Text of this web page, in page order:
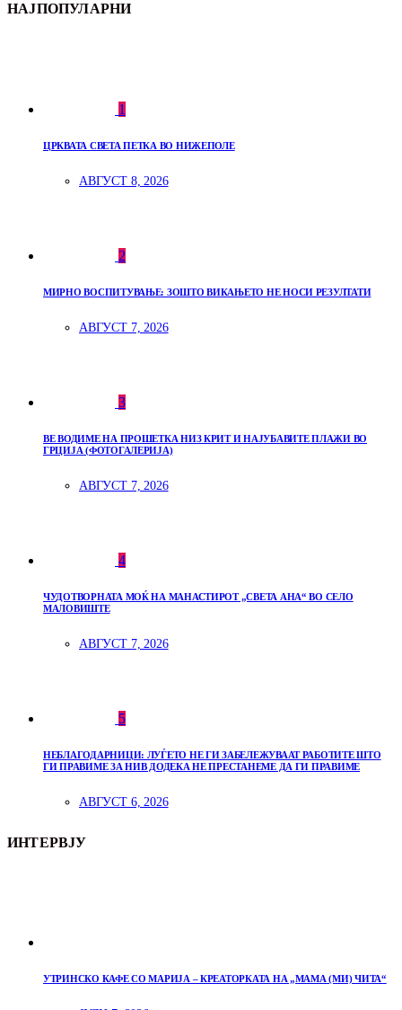
НАЈПОПУЛАРНИ
1
ЦРКВАТА СВЕТА ПЕТКА ВО НИЖЕПОЛЕ
АВГУСТ 8, 2026
2
МИРНО ВОСПИТУВАЊЕ: ЗОШТО ВИКАЊЕТО НЕ НОСИ РЕЗУЛТАТИ
АВГУСТ 7, 2026
3
ВЕ ВОДИМЕ НА ПРОШЕТКА НИЗ КРИТ И НАЈУБАВИТЕ ПЛАЖИ ВО
ГРЦИЈА (ФОТОГАЛЕРИЈА)
АВГУСТ 7, 2026
4
ЧУДОТВОРНАТА МОЌ НА МАНАСТИРОТ „СВЕТА АНА“ ВО СЕЛО
МАЛОВИШТЕ
АВГУСТ 7, 2026
5
НЕБЛАГОДАРНИЦИ: ЛУЃЕТО НЕ ГИ ЗАБЕЛЕЖУВААТ РАБОТИТЕ ШТО
ГИ ПРАВИМЕ ЗА НИВ ДОДЕКА НЕ ПРЕСТАНЕМЕ ДА ГИ ПРАВИМЕ
АВГУСТ 6, 2026
ИНТЕРВЈУ
УТРИНСКО КАФЕ СО МАРИЈА – КРЕАТОРКАТА НА „МАМА (МИ) ЧИТА“